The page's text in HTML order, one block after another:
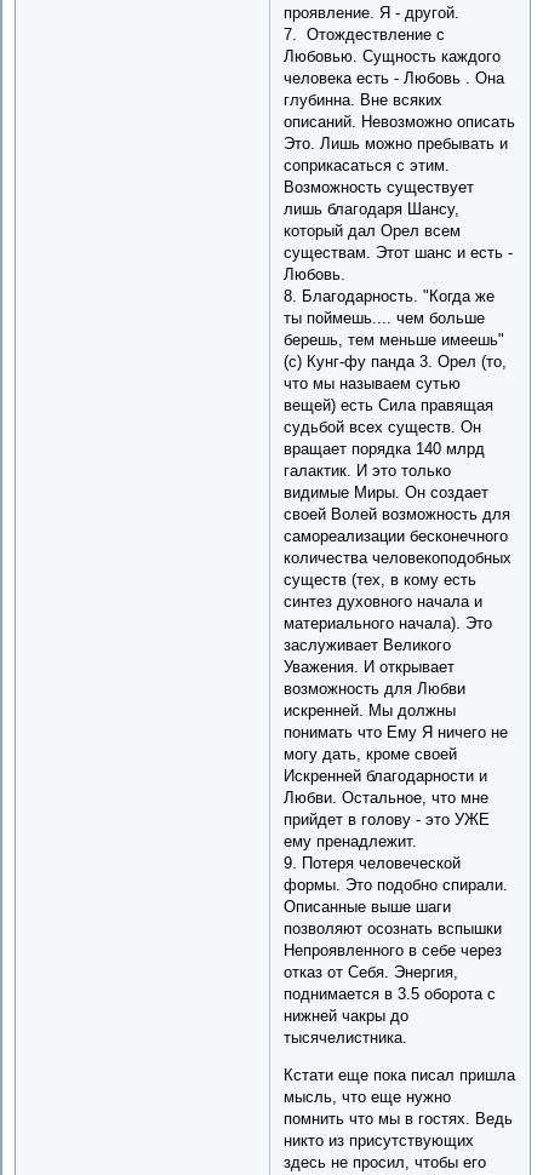
проявление. Я - другой.
7. Отождествление с
Любовью. Сущность каждого
человека есть - Любовь . Она
глубинна. Вне всяких
описаний. Невозможно описать
Это. Лишь можно пребывать и
соприкасаться с этим.
Возможность существует
лишь благодаря Шансу,
который дал Орел всем
существам. Этот шанс и есть -
Любовь.
8. Благодарность. "Когда же
ты поймешь.... чем больше
берешь, тем меньше имеешь"
(с) Кунг-фу панда 3. Орел (то,
что мы называем сутью
вещей) есть Сила правящая
судьбой всех существ. Он
вращает порядка 140 млрд
галактик. И это только
видимые Миры. Он создает
своей Волей возможность для
самореализации бесконечного
количества человекоподобных
существ (тех, в кому есть
синтез духовного начала и
материального начала). Это
заслуживает Великого
Уважения. И открывает
возможность для Любви
искренней. Мы должны
понимать что Ему Я ничего не
могу дать, кроме своей
Искренней благодарности и
Любви. Остальное, что мне
прийдет в голову - это УЖЕ
ему пренадлежит.
9. Потеря человеческой
формы. Это подобно спирали.
Описанные выше шаги
позволяют осознать вспышки
Непроявленного в себе через
отказ от Себя. Энергия,
поднимается в 3.5 оборота с
нижней чакры до
тысячелистника.
Кстати еще пока писал пришла
мысль, что еще нужно
помнить что мы в гостях. Ведь
никто из присутствующих
здесь не просил, чтобы его